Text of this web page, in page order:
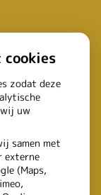
zodat deze
uw
samen met
externe
(Maps,